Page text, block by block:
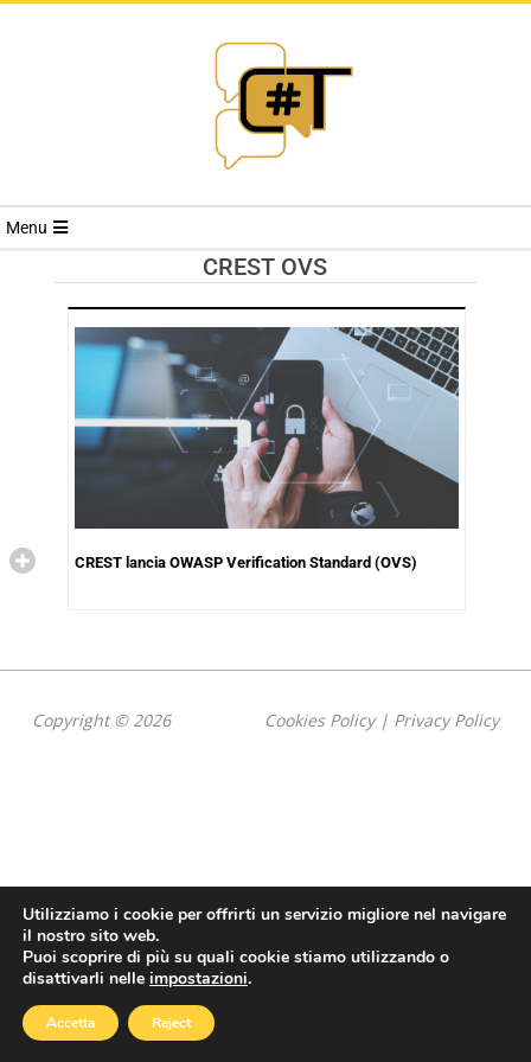
RIVISTA
TRENDS
Menu
CREST OVS
CREST lancia OWASP Verification Standard (OVS)
Copyright © 2026 Cookies Policy| Privacy Policy
Utilizziamo i cookie per offrirti un servizio migliore nel navigare
il nostro sito web.
Puoi scoprire di più su quali cookie stiamo utilizzando o
disattivarli nelle impostazioni.
Accetta Reject